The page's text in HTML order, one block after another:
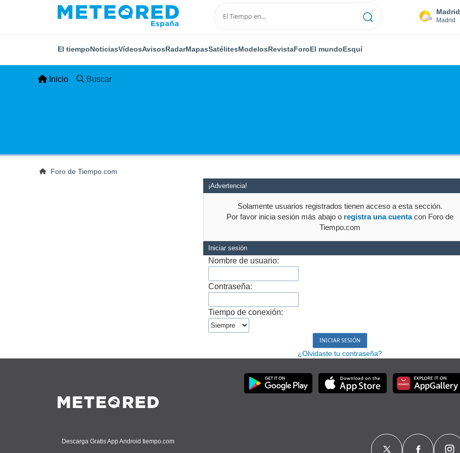
Madrid
Madrid
El tiempoNoticiasVídeosAvisosRadarMapasSatélitesModelosRevistaForoEl mundoEsquí
Inicio Buscar
Foro de Tiempo.com
¡Advertencia!
Solamente usuarios registrados tienen acceso a esta sección.
Por favor inicia sesión más abajo o registra una cuentacon Foro de
Tiempo.com
Iniciar sesión
Nombre de usuario:
Contraseña:
Tiempo de conexión:
¿Olvidaste tu contraseña?
Descarga Gratis App Android tiempo.com